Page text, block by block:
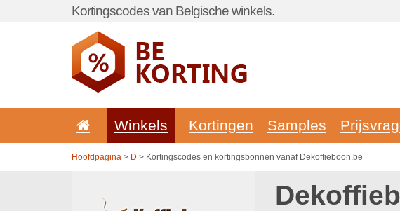
Kortingscodes van Belgische winkels.
Winkels Kortingen Samples
Hoofdpagina > D > Kortingscodes en kortingsbonnen vanaf Dekoffieboon.be